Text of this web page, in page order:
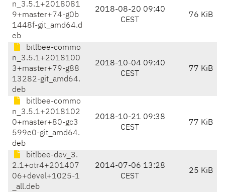
n_3.5.1+2018081
9+master+74-g0b
1448f-git_amd64.d
eb
2018-08-20 09:40
CEST
76 KiB
bitlbee-commo
n_3.5.1+2018100
3+master+79-g88
13282-git_amd64.
deb
2018-10-04 09:40
CEST
77 KiB
bitlbee-commo
n_3.5.1+2018102
0+master+80-gc3
599e0-git_amd64.
deb
2018-10-21 09:38
CEST
77 KiB
bitlbee-dev_3.
2.1+otr4+201407
06+devel+1025-1
_all.deb
2014-07-06 13:28
CEST
25 KiB